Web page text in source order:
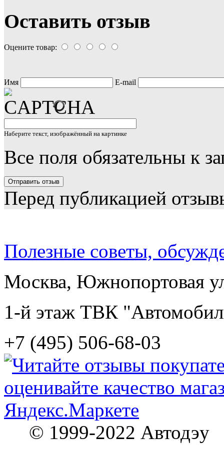
Оставить отзыв
Оцените товар:
Имя E-mail
Наберите текст, изображённый на картинке
Все поля обязательны к
Перед публикацией
Полезные советы,
Москва, Южнопортовая
1-й этаж ТВК
+7 (495) 506-68-03
© 1999-2022 Автодэу